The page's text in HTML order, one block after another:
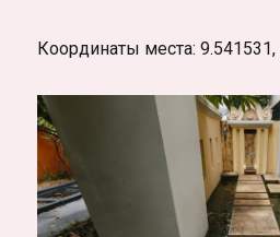
Координаты места: